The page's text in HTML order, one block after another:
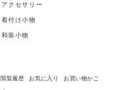
アクセサリー
着付け小物
和装小物
閲覧履歴 お気に入り お買い物かご